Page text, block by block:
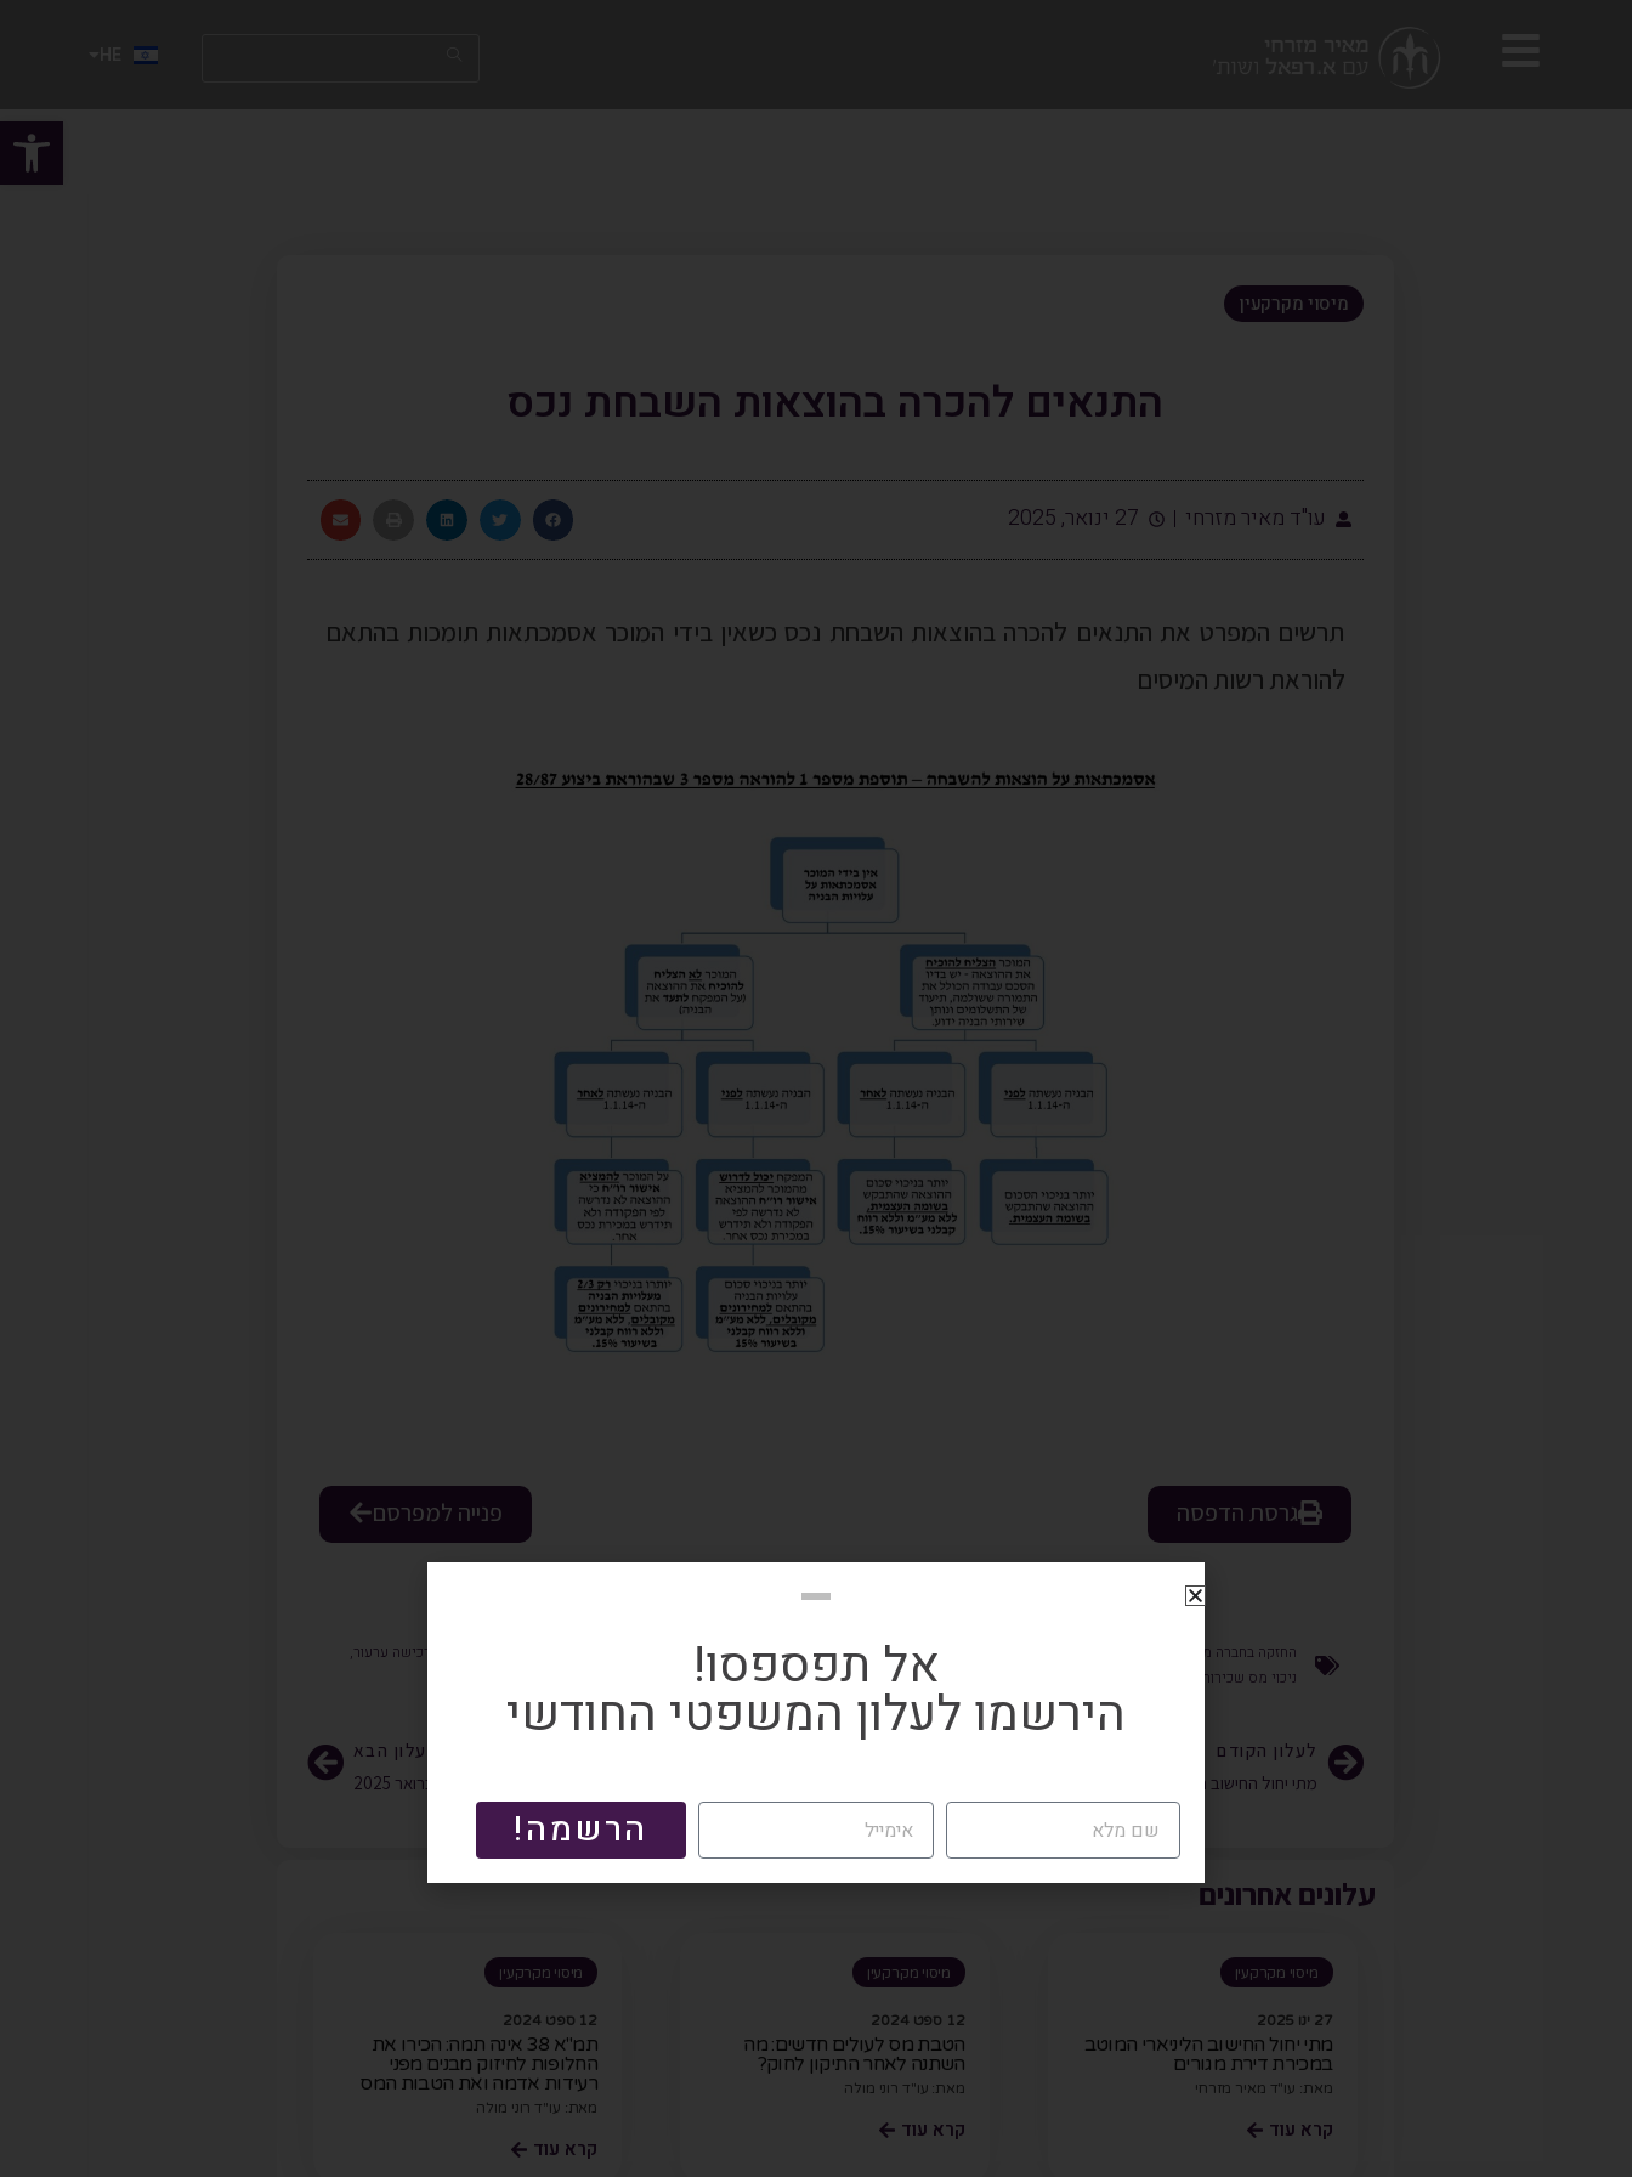
מיסוי מקרקעין
התנאים להכרה בהוצאות השבחת נכס
עו"ד מאיר מזרחי 27 ינואר, 2025
תרשים המפרט את התנאים להכרה בהוצאות השבחת נכס כשאין בידי המוכר אסמכתאות תומכות בהתאם
להוראת רשות המיסים
גרסת הדפסה פנייה למפרסם
החזקה בחברה מס ערך מוסף ועדת ערר מס הכנסה,מיסוי מקרקעין,מיסוי עסקי טופס 150 מס רכישה ערעור,
ניכוי מס שכירות דירות
תיקוני חקיקה פטור ממס
לעלון הקודם
מתי יחול החישוב הליניארי המוטב במכירת דירת מגורים
לעלון הבא
עדכוני פסיקה – פברואר 2025
עלונים אחרונים
מיסוי מקרקעין
27 ינו 2025
מתי יחול החישוב הליניארי המוטב
במכירת דירת מגורים
מאת: עו"ד מאיר מזרחי
קרא עוד
מיסוי מקרקעין
12 ספט 2024
הטבת מס לעולים חדשים: מה
השתנה לאחר התיקון לחוק?
מאת: עו"ד רוני מולה
קרא עוד
מיסוי מקרקעין
12 ספט 2024
תמ"א 38 אינה תמה: הכירו את
החלופות לחיזוק מבנים מפני
רעידות אדמה ואת הטבות המס
מאת: עו"ד רוני מולה
קרא עוד
אל תפספסו!
הירשמו לעלון המשפטי החודשי
הרשמה!